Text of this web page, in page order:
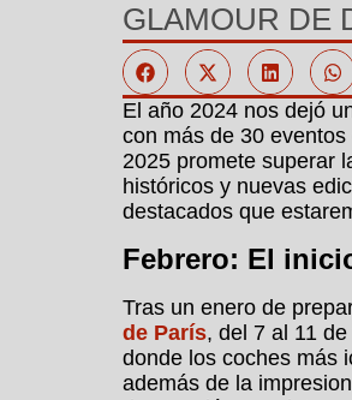
GLAMOUR DE
El año 2024 nos dejó
con más de 30
2025 promete superar
históricos y nuevas
destacados que
Febrero: El
Tras un enero de
de París, del 7 al 11
donde los coches más
además de la